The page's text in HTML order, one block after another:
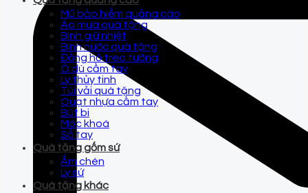
Mũ bảo hiểm quảng cáo
Áo mưa quà tặng
Bình giữ nhiệt
Bình nước quà tặng
Đồng hồ treo tường
Ô dù cầm tay
Ly thủy tinh
Túi vải quà tặng
Quạt nhựa cầm tay
Bút bi
Móc khoá
Sổ tay
Quà tặng gốm sứ
Ấm chén
Ly sứ
Quà tặng khác